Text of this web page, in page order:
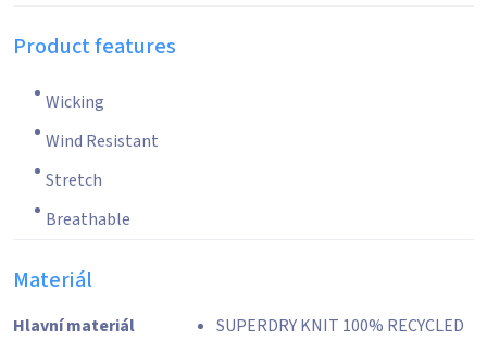
Product features
Wicking
Wind Resistant
Stretch
Breathable
Materiál
Hlavní materiál
SUPERDRY KNIT 100% RECYCLED